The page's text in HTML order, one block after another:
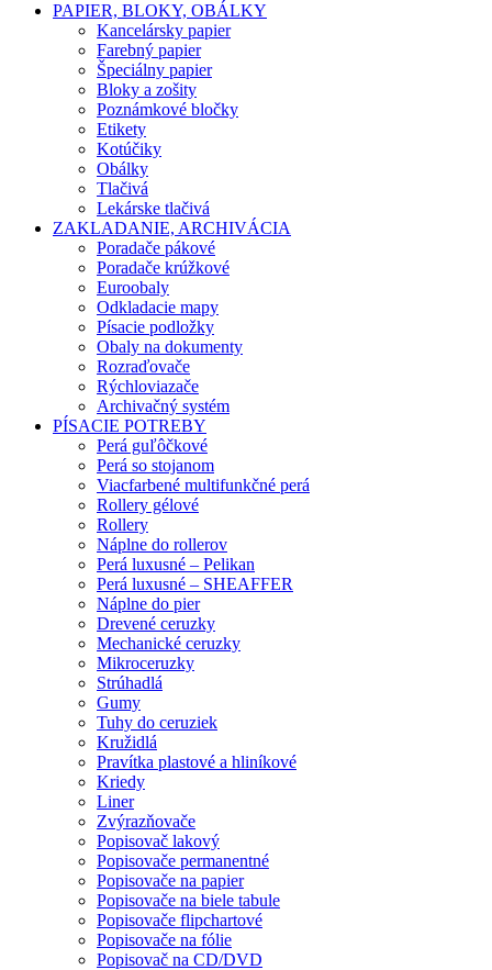
PAPIER, BLOKY, OBÁLKY
Kancelársky papier
Farebný papier
Špeciálny papier
Bloky a zošity
Poznámkové bločky
Etikety
Kotúčiky
Obálky
Tlačivá
Lekárske tlačivá
ZAKLADANIE, ARCHIVÁCIA
Poradače pákové
Poradače krúžkové
Euroobaly
Odkladacie mapy
Písacie podložky
Obaly na dokumenty
Rozraďovače
Rýchloviazače
Archivačný systém
PÍSACIE POTREBY
Perá guľôčkové
Perá so stojanom
Viacfarbené multifunkčné perá
Rollery gélové
Rollery
Náplne do rollerov
Perá luxusné – Pelikan
Perá luxusné – SHEAFFER
Náplne do pier
Drevené ceruzky
Mechanické ceruzky
Mikroceruzky
Strúhadlá
Gumy
Tuhy do ceruziek
Kružidlá
Pravítka plastové a hliníkové
Kriedy
Liner
Zvýrazňovače
Popisovač lakový
Popisovače permanentné
Popisovače na papier
Popisovače na biele tabule
Popisovače flipchartové
Popisovače na fólie
Popisovač na CD/DVD